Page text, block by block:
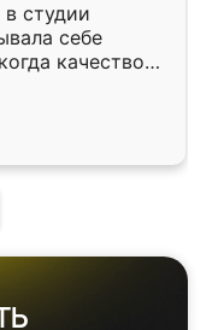
студии
себе
качеством
уже почти